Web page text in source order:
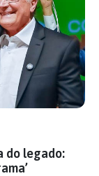
do legado: